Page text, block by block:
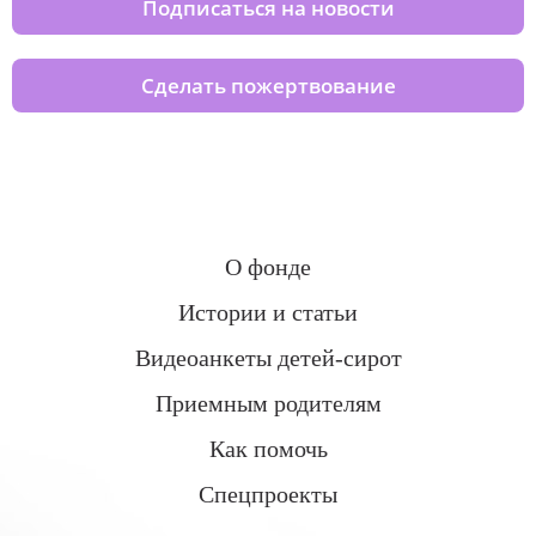
Подписаться на новости
Сделать пожертвование
О фонде
Истории и статьи
Видеоанкеты детей-сирот
Приемным родителям
Как помочь
Спецпроекты